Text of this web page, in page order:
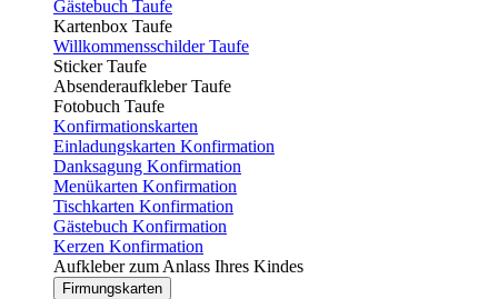
Gästebuch Taufe
Kartenbox Taufe
Willkommensschilder Taufe
Sticker Taufe
Absenderaufkleber Taufe
Fotobuch Taufe
Konfirmationskarten
Einladungskarten Konfirmation
Danksagung Konfirmation
Menükarten Konfirmation
Tischkarten Konfirmation
Gästebuch Konfirmation
Kerzen Konfirmation
Aufkleber zum Anlass Ihres Kindes
Firmungskarten